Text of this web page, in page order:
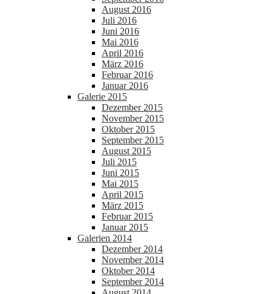
August 2016
Juli 2016
Juni 2016
Mai 2016
April 2016
März 2016
Februar 2016
Januar 2016
Galerie 2015
Dezember 2015
November 2015
Oktober 2015
September 2015
August 2015
Juli 2015
Juni 2015
Mai 2015
April 2015
März 2015
Februar 2015
Januar 2015
Galerien 2014
Dezember 2014
November 2014
Oktober 2014
September 2014